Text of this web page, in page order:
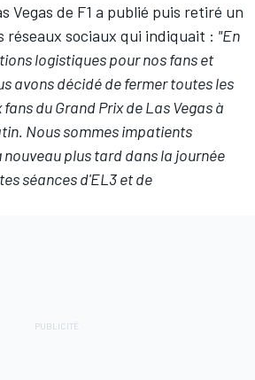
Vegas de F1 a publié puis retiré un
réseaux sociaux qui indiquait : "En
logistiques pour nos fans et
avons décidé de fermer toutes les
du Grand Prix de Las Vegas à
Nous sommes impatients
nouveau plus tard dans la journée
séances d'EL3 et de